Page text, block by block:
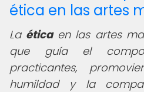
ética en las artes
La éticaen las artes
que guía el
practicantes,
humildad y la